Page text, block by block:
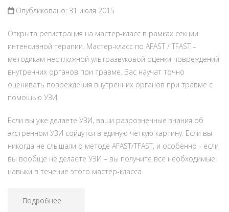
Опубликовано: 31 июля 2015
Открыта регистрация на мастер-класс в рамках секции
интенсивной терапии. Мастер-класс по AFAST / TFAST –
методикам неотложной ультразвуковой оценки повреждений
внутренних органов при травме. Вас научат точно
оценивать повреждения внутренних органов при травме с
помощью УЗИ.
Если вы уже делаете УЗИ, ваши разрозненные знания об
экстренном УЗИ сойдутся в единую четкую картину. Если вы
никогда не слышали о методе AFAST/TFAST, и особенно - если
вы вообще не делаете УЗИ – вы получите все необходимые
навыки в течение этого мастер-класса.
Подробнее